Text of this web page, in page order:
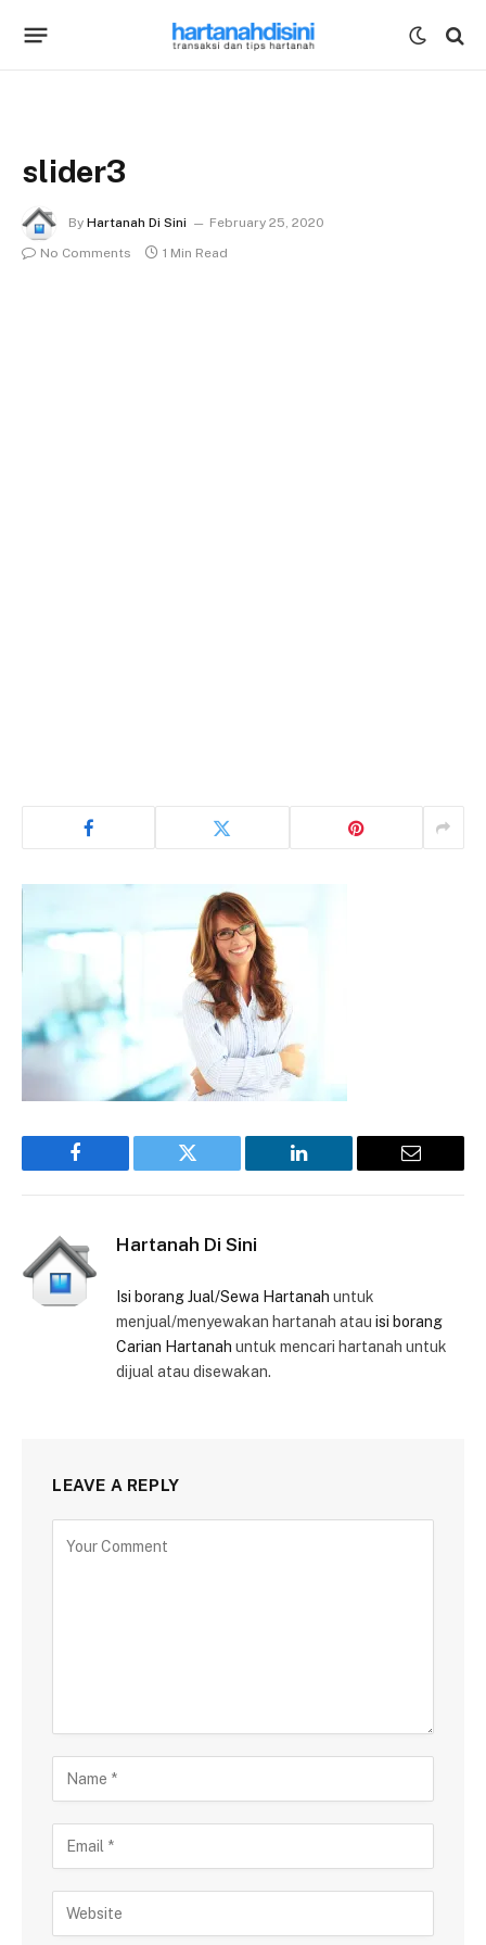
slider3
By Hartanah Di Sini
February 25, 2020
No Comments
1 Min Read
Facebook Twitter LinkedIn Email
Hartanah Di Sini
Isi borang Jual/Sewa Hartanah untuk
menjual/menyewakan hartanah atau isi borang
Carian Hartanah untuk mencari hartanah untuk
dijual atau disewakan.
LEAVE A REPLY